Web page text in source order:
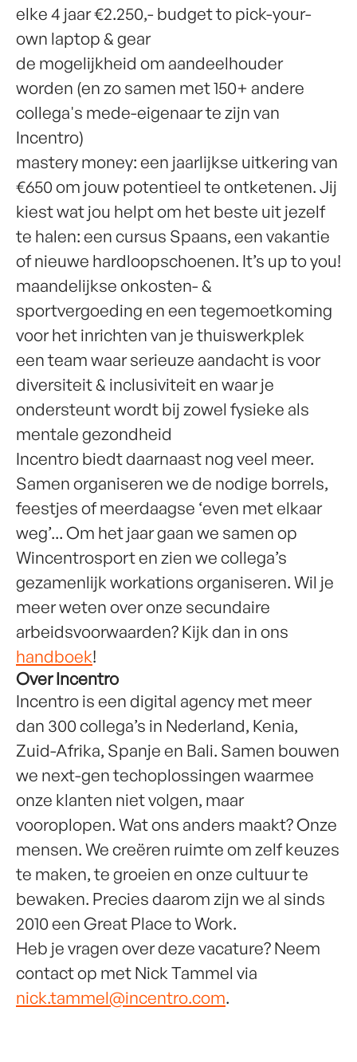
elke 4 jaar €2.250,- budget to pick-your-
own laptop & gear
de mogelijkheid om aandeelhouder
worden (en zo samen met 150+ andere
collega's mede-eigenaar te zijn van
Incentro)
mastery money: een jaarlijkse uitkering van
€650 om jouw potentieel te ontketenen. Jij
kiest wat jou helpt om het beste uit jezelf
te halen: een cursus Spaans, een vakantie
of nieuwe hardloopschoenen. It’s up to you!
maandelijkse onkosten- &
sportvergoeding en een tegemoetkoming
voor het inrichten van je thuiswerkplek
een team waar serieuze aandacht is voor
diversiteit & inclusiviteit en waar je
ondersteunt wordt bij zowel fysieke als
mentale gezondheid
Incentro biedt daarnaast nog veel meer.
Samen organiseren we de nodige borrels,
feestjes of meerdaagse ‘even met elkaar
weg’... Om het jaar gaan we samen op
Wincentrosport en zien we collega’s
gezamenlijk workations organiseren. Wil je
meer weten over onze secundaire
arbeidsvoorwaarden? Kijk dan in ons
handboek!
Over Incentro
Incentro is een digital agency met meer
dan 300 collega’s in Nederland, Kenia,
Zuid-Afrika, Spanje en Bali. Samen bouwen
we next-gen techoplossingen waarmee
onze klanten niet volgen, maar
vooroplopen. Wat ons anders maakt? Onze
mensen. We creëren ruimte om zelf keuzes
te maken, te groeien en onze cultuur te
bewaken. Precies daarom zijn we al sinds
2010 een Great Place to Work.
Heb je vragen over deze vacature? Neem
contact op met Nick Tammel via
nick.tammel@incentro.com.